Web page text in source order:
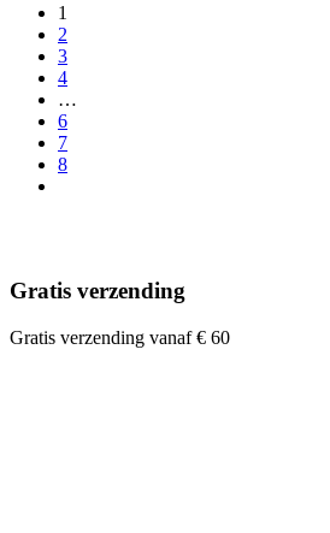
1
2
3
4
…
6
7
8
Gratis verzending
Gratis verzending vanaf € 60